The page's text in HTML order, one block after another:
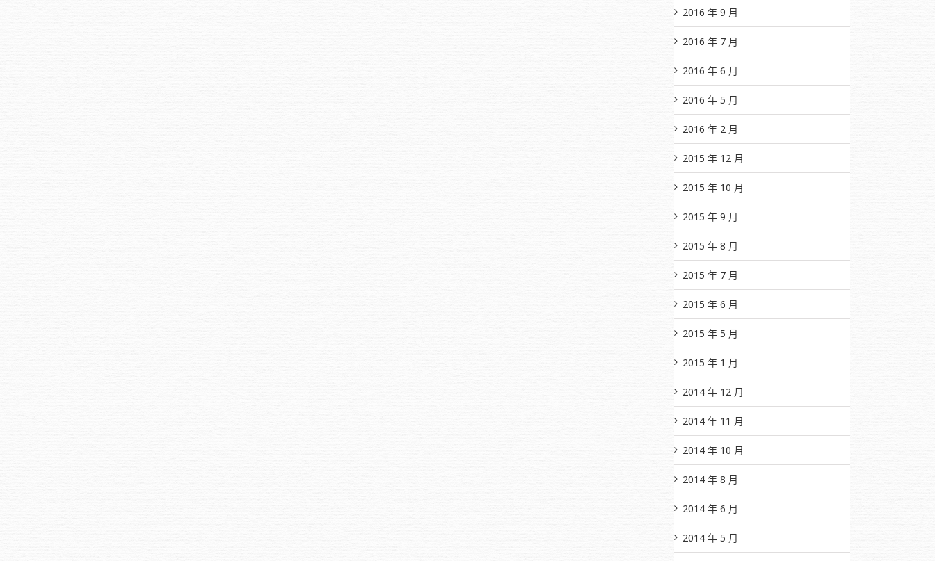
2016 年 9 月
2016 年 7 月
2016 年 6 月
2016 年 5 月
2016 年 2 月
2015 年 12 月
2015 年 10 月
2015 年 9 月
2015 年 8 月
2015 年 7 月
2015 年 6 月
2015 年 5 月
2015 年 1 月
2014 年 12 月
2014 年 11 月
2014 年 10 月
2014 年 8 月
2014 年 6 月
2014 年 5 月